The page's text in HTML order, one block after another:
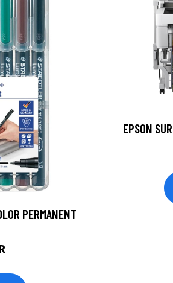
PERMANENT
EPSON